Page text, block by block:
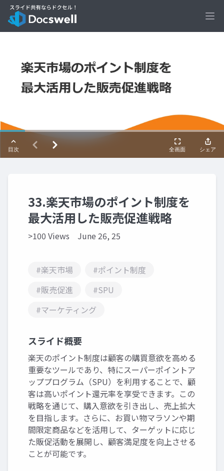
33.楽天市場のポイント制度を
最大活用した販売促進戦略
>100 Views June 26, 25
#楽天市場
#ポイント制度
#販売促進
#SPU
#マーケティング
スライド概要
楽天のポイント制度は顧客の購買意欲を高める
重要なツールであり、特にスーパーポイントア
ッププログラム（SPU）を利用することで、顧
客は高いポイント還元率を享受できます。この
戦略を通じて、購入意欲を引き出し、売上拡大
を目指します。さらに、お買い物マラソンや期
間限定商品などを活用して、ターゲットに応じ
た販促活動を展開し、顧客満足度を向上させる
ことが可能です。